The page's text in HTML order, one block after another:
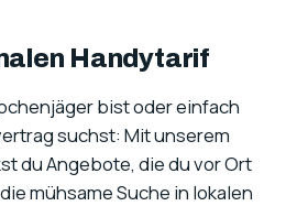
Handytarif
bist oder einfach
suchst: Mit unserem
du Angebote, die du vor Ort
mühsame Suche in lokalen